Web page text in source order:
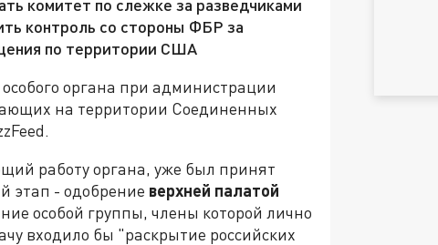
комитет по слежке за разведчиками
контроль со стороны ФБР за
по территории США
органа при администрации
на территории Соединенных
работу органа, уже был принят
этап - одобрение верхней палатой
особой группы, члены которой лично
входило бы "раскрытие российских